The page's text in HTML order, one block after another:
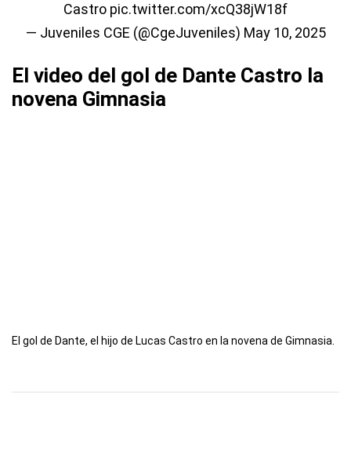
Castro pic.twitter.com/xcQ38jW18f
— Juveniles CGE (@CgeJuveniles) May 10, 2025
El video del gol de Dante Castro la
novena Gimnasia
El gol de Dante, el hijo de Lucas Castro en la novena de Gimnasia.